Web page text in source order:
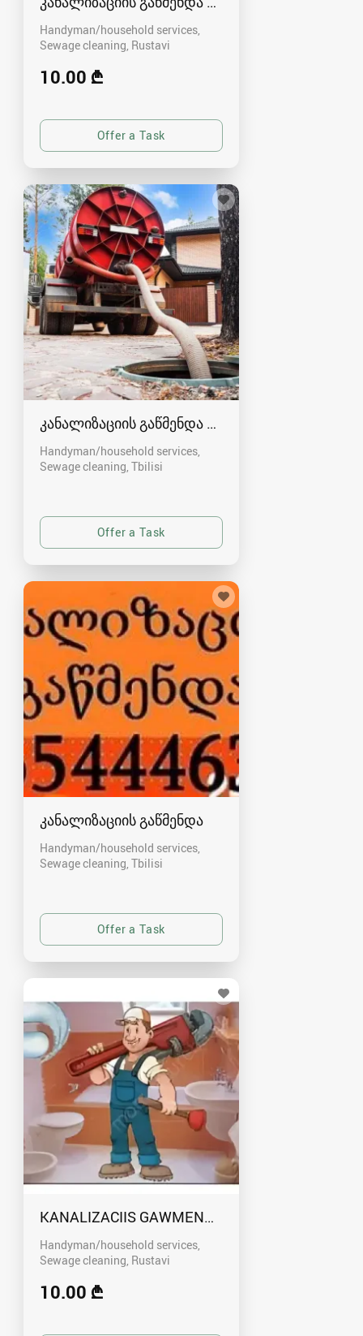
Handyman/household services,
Sewage cleaning Rustavi
10.00 ₾
კანალიზაციის გაწმენდა თბილისი 557554000
Handyman/household services,
Sewage cleaning Tbilisi
კანალიზაციის გაწმენდა
Handyman/household services,
Sewage cleaning Tbilisi
KANALIZACIIS GAWMENDA RUSTAVSHI -
Handyman/household services,
Sewage cleaning Rustavi
10.00 ₾